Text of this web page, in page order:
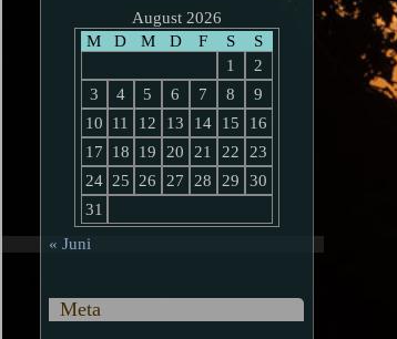
August 2026
M
D M D F S
S
1
2
3
4 5 6 7 8
9
10
11 12 13 14 15
16
17
18 19 20 21 22
23
24 25 26 27 28 29
30
31
« Juni
Meta